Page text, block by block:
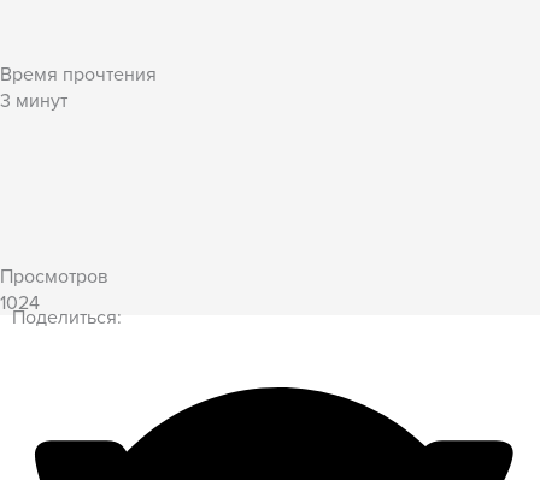
Время прочтения
3 минут
Просмотров
1024
Поделиться: